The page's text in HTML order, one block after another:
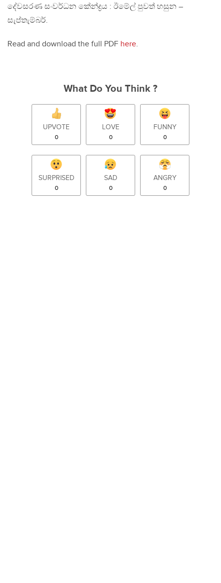
දේවසරණ සංවර්ධන කේන්ද්‍රය : ඊමේල් පුවත් හසුන –
සැප්තැම්බර්.
Read and download the full PDF here.
What Do You Think ?
UPVOTE
0
LOVE
0
FUNNY
0
SURPRISED
0
SAD
0
ANGRY
0